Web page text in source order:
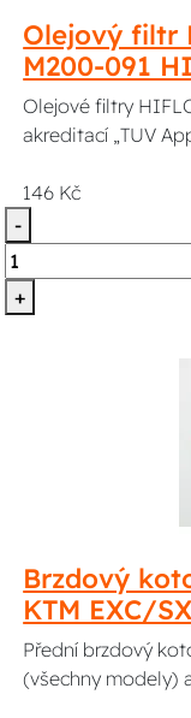
Olejový filtr
M200-091
Olejové filtry
akreditací „TUV
146 Kč
-
+
Brzdový
KTM EXC/
Přední brzdový
(všechny modely)